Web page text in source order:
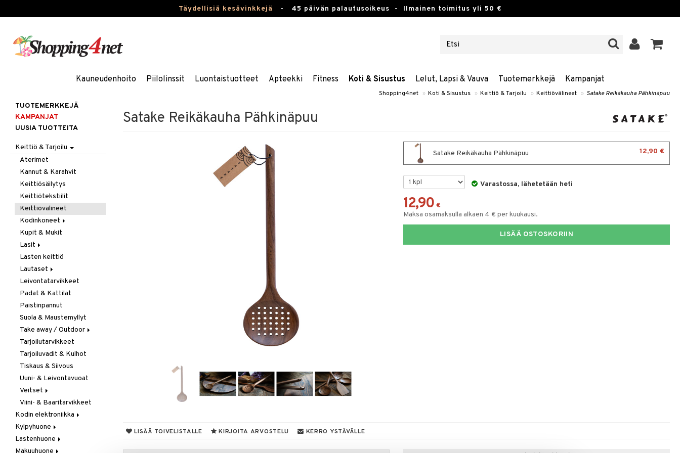
Täydellisiä kesävinkkejä - 45 päivän palautusoikeus - Ilmainen toimitus yli 50 €
Kauneudenhoito Piilolinssit Luontaistuotteet Apteekki Fitness Koti & Sisustus Lelut, Lapsi & Vauva Tuotemerkkejä Kampanjat
Shopping4net » Koti & Sisustus » Keittiö & Tarjoilu » Keittiövälineet » Satake Reikäkauha Pähkinäpuu
Satake Reikäkauha Pähkinäpuu
Satake Reikäkauha Pähkinäpuu 12,90 €
Varastossa, lähetetään heti
12,90 €
Maksa osamaksulla alkaen 4 € per kuukausi.
LISÄÄ OSTOSKORIIN
LISÄÄ TOIVELISTALLE KIRJOITA ARVOSTELU KERRO YSTÄVÄLLE
TUOTEMERKKEJÄ
KAMPANJAT
UUSIA TUOTTEITA
Keittiö & Tarjoilu
Aterimet
Kannut & Karahvit
Keittiösäilytys
Keittiötekstiilit
Keittiövälineet
Kodinkoneet
Kahvi, Tee & Espresso
Leivänpaahtimet
Mixerit &
Sähkövatkaimet
Muut koneet
Vedenkeittimet
Kupit & Mukit
Lasit
Juoma- & Cocktailasit
Juomalasit
Olutlasit
Shamppanjalasit
Snapsi- & Aveclasit
Viinilasit
Whiskey- & Konjakkilasit
Lasten keittiö
Lautaset
Asetit
Ruokalautaset
Syvät lautaset
Leivontatarvikkeet
Padat & Kattilat
Paistinpannut
Suola & Maustemyllyt
Take away / Outdoor
Eväslaatikot
Pullot
Termoskannut
Termosmukit
Tarjoilutarvikkeet
Tarjoiluvadit & Kulhot
Tiskaus & Siivous
Uuni- & Leivontavuoat
Veitset
Erityisveitset
Keittiöveitset
Kuorinta- &
Vihannesveitset
Leikkuulaudat
Viini- & Baaritarvikkeet
Kodin elektroniikka
Ääni
Kylpyhuone
Kylpyhuoneen sisustus
Kylpyhuoneen tarvikkeita
Lastenhuone
Kylpyhuoneen koristelu
Makuuhuone